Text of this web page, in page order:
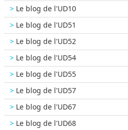
Le blog de l'UD10
Le blog de l'UD51
Le blog de l'UD52
Le blog de l'UD54
Le blog de l'UD55
Le blog de l'UD57
Le blog de l'UD67
Le blog de l'UD68